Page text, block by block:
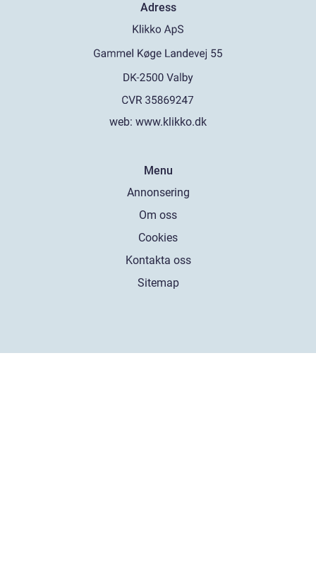
Adress
web: www.klikko.dk
Menu
Annonsering
Om oss
Cookies
Kontakta oss
Sitemap